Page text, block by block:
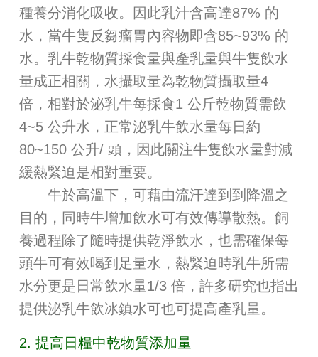
種養分消化吸收。因此乳汁含高達87% 的
水，當牛隻反芻瘤胃內容物即含85~93% 的
水。乳牛乾物質採食量與產乳量與牛隻飲水
量成正相關，水攝取量為乾物質攝取量4
倍，相對於泌乳牛每採食1 公斤乾物質需飲
4~5 公升水，正常泌乳牛飲水量每日約
80~150 公升/ 頭，因此關注牛隻飲水量對減
緩熱緊迫是相對重要。
牛於高溫下，可藉由流汗達到到降溫之
目的，同時牛增加飲水可有效傳導散熱。飼
養過程除了隨時提供乾淨飲水，也需確保每
頭牛可有效喝到足量水，熱緊迫時乳牛所需
水分更是日常飲水量1/3 倍，許多研究也指出
提供泌乳牛飲冰鎮水可也可提高產乳量。
2. 提高日糧中乾物質添加量